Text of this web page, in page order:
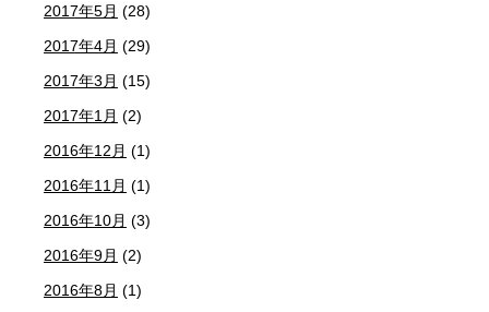
2017年5月 (28)
2017年4月 (29)
2017年3月 (15)
2017年1月 (2)
2016年12月 (1)
2016年11月 (1)
2016年10月 (3)
2016年9月 (2)
2016年8月 (1)